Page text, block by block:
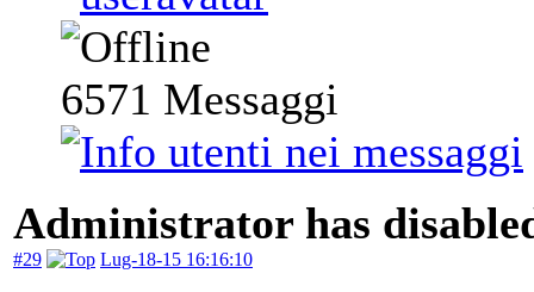
6571 Messaggi
Administrator has
#29 Lug-18-15 16:16:10